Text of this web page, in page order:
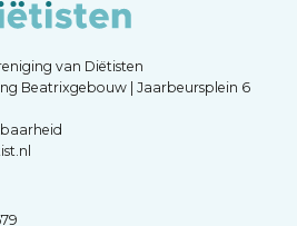
van Diëtisten
Beatrixgebouw | Jaarbeursplein 6